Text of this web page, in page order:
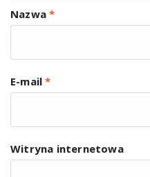
Nazwa*
E-mail*
Witryna internetowa